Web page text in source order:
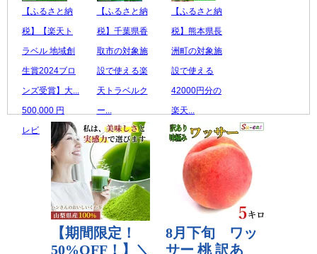
【ふるさと納
税】【楽天ト
ラベル 地域創
生賞2024ブロ
ンズ受賞】大...
500,000 円
レビュー数：0
【ふるさと納
税】千葉県香
取市の対象施
設で使える楽
天トラベルク
ー...
10,000 円
レビュー数：0
【ふるさと納
税】熊本県長
洲町の対象施
設で使える
42000円分の
楽天...
140,000 円
レビュー数：0